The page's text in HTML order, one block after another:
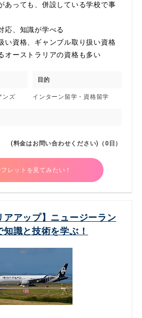
あっても、併設している学校で事
応、知識が学べる
い資格、ギャンブル取り扱い資格
オーストラリアの資格も多い
ンズ
目的
インターン留学・資格留学
(料金はお問い合わせください)（0日）
レットを見てみたい！
アアップ】ニュージーラン
知識と技術を学ぶ！